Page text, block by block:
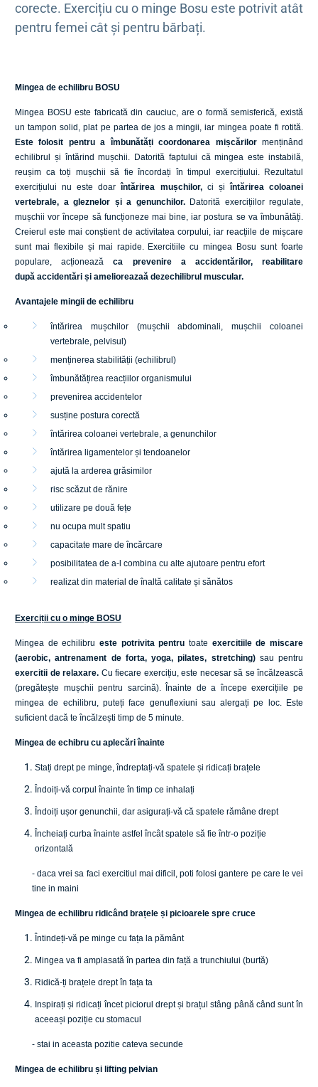
corecte. Exercițiu cu o minge Bosu este potrivit atât
pentru femei cât și pentru bărbați.
Mingea de echilibru BOSU
Mingea BOSU este fabricată din cauciuc, are o formă semisferică, există
un tampon solid, plat pe partea de jos a mingii, iar mingea poate fi rotită.
Este folosit pentru a îmbunătăți coordonarea mișcărilormenținând
echilibrul și întărind mușchii. Datorită faptului că mingea este instabilă,
reușim ca toți mușchii să fie încordați în timpul exercițiului. Rezultatul
exercițiului nu este doarîntărirea mușchilor,ci șiîntărirea coloanei
vertebrale, a gleznelor și a genunchilor.Datorită exercițiilor regulate,
mușchii vor începe să funcționeze mai bine, iar postura se va îmbunătăți.
Creierul este mai conștient de activitatea corpului, iar reacțiile de mișcare
sunt mai flexibile și mai rapide. Exercitiile cu mingea Bosu sunt foarte
populare, acționeazăca prevenire a accidentărilor, reabilitare
după accidentări și amelioreazaă dezechilibrul muscular.
Avantajele mingii de echilibru
întărirea mușchilor (mușchii abdominali, mușchii coloanei
vertebrale, pelvisul)
menținerea stabilității (echilibrul)
îmbunătățirea reacțiilor organismului
prevenirea accidentelor
susține postura corectă
întărirea coloanei vertebrale, a genunchilor
întărirea ligamentelor și tendoanelor
ajută la arderea grăsimilor
risc scăzut de rănire
utilizare pe două fețe
nu ocupa mult spatiu
capacitate mare de încărcare
posibilitatea de a-l combina cu alte ajutoare pentru efort
realizat din material de înaltă calitate și sănătos
Exerciții cu o minge BOSU
Mingea de echilibru este potrivita pentru toate exercitiile de miscare
(aerobic, antrenament de forta, yoga, pilates, stretching)sau pentru
exercitii de relaxare. Cu fiecare exercițiu, este necesar să se încălzească
(pregătește mușchii pentru sarcină). Înainte de a începe exercițiile pe
mingea de echilibru, puteți face genuflexiuni sau alergați pe loc. Este
suficient dacă te încălzești timp de 5 minute.
Mingea de echibru cu aplecări înainte
Stați drept pe minge, îndreptați-vă spatele și ridicați brațele
Îndoiți-vă corpul înainte în timp ce inhalați
Îndoiți ușor genunchii, dar asigurați-vă că spatele rămâne drept
Încheiați curba înainte astfel încât spatele să fie într-o poziție
orizontală
- daca vrei sa faci exercitiul mai dificil, poti folosi gantere pe care le vei
tine in maini
Mingea de echilibru ridicând brațele și picioarele spre cruce
Întindeți-vă pe minge cu fața la pământ
Mingea va fi amplasată în partea din față a trunchiului (burtă)
Ridică-ți brațele drept în fața ta
Inspirați și ridicați încet piciorul drept și brațul stâng până când sunt în
aceeași poziție cu stomacul
- stai in aceasta pozitie cateva secunde
Mingea de echilibru și lifting pelvian